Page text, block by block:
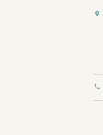
place
phone